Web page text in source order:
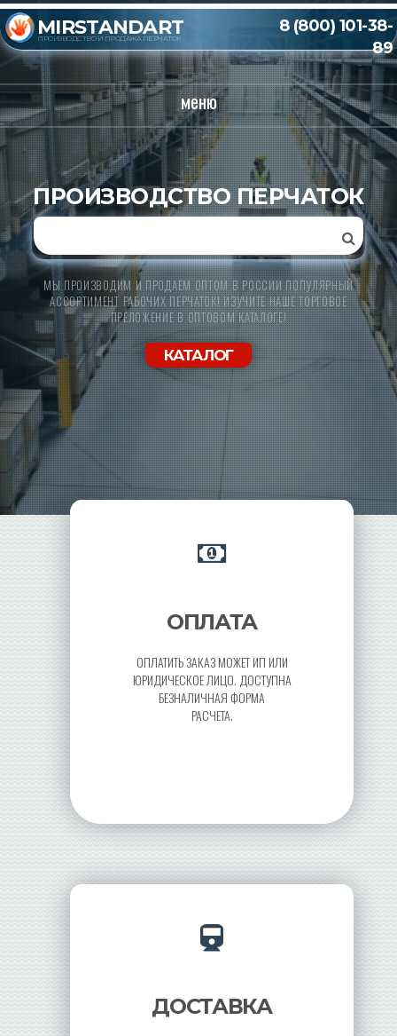
MIRSTANDART
ПРОИЗВОДСТВО И ПРОДАЖА ПЕРЧАТОК
8 (800) 101-38-
89
меню
ПРОИЗВОДСТВО ПЕРЧАТОК
МЫ ПРОИЗВОДИМ И ПРОДАЕМ ОПТОМ В РОССИИ ПОПУЛЯРНЫЙ
АССОРТИМЕНТ РАБОЧИХ ПЕРЧАТОК! ИЗУЧИТЕ НАШЕ ТОРГОВОЕ
ПРЕЛОЖЕНИЕ В ОПТОВОМ КАТАЛОГЕ!
КАТАЛОГ
ОПЛАТА
ОПЛАТИТЬ ЗАКАЗ МОЖЕТ ИП ИЛИ
ЮРИДИЧЕСКОЕ ЛИЦО. ДОСТУПНА
БЕЗНАЛИЧНАЯ ФОРМА
РАСЧЕТА.
ДОСТАВКА